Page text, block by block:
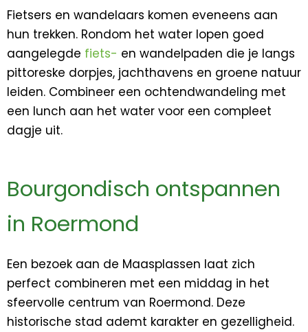
Fietsers en wandelaars komen eveneens aan
hun trekken. Rondom het water lopen goed
aangelegde fiets- en wandelpaden die je langs
pittoreske dorpjes, jachthavens en groene natuur
leiden. Combineer een ochtendwandeling met
een lunch aan het water voor een compleet
dagje uit.
Bourgondisch ontspannen
in Roermond
Een bezoek aan de Maasplassen laat zich
perfect combineren met een middag in het
sfeervolle centrum van Roermond. Deze
historische stad ademt karakter en gezelligheid.